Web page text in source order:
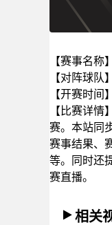
【赛事名称】
【对阵球队】
【开赛时间】
【比赛详情】
赛。本站同
赛事结果、
等。同时还
赛直播。
相关